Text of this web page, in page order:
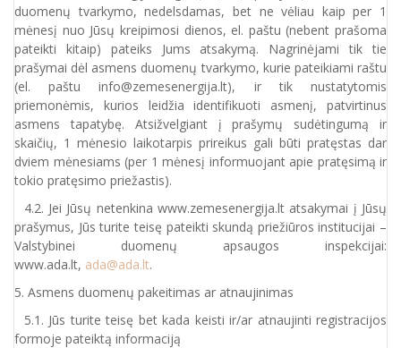
duomenų tvarkymo, nedelsdamas, bet ne vėliau kaip per 1
mėnesį nuo Jūsų kreipimosi dienos, el. paštu (nebent prašoma
pateikti kitaip) pateiks Jums atsakymą. Nagrinėjami tik tie
prašymai dėl asmens duomenų tvarkymo, kurie pateikiami raštu
(el. paštu info@zemesenergija.lt), ir tik nustatytomis
priemonėmis, kurios leidžia identifikuoti asmenį, patvirtinus
asmens tapatybę. Atsižvelgiant į prašymų sudėtingumą ir
skaičių, 1 mėnesio laikotarpis prireikus gali būti pratęstas dar
dviem mėnesiams (per 1 mėnesį informuojant apie pratęsimą ir
tokio pratęsimo priežastis).
4.2. Jei Jūsų netenkina www.zemesenergija.lt atsakymai į Jūsų
prašymus, Jūs turite teisę pateikti skundą priežiūros institucijai –
Valstybinei duomenų apsaugos inspekcijai:
www.ada.lt, ada@ada.lt.
5. Asmens duomenų pakeitimas ar atnaujinimas
5.1. Jūs turite teisę bet kada keisti ir/ar atnaujinti registracijos
formoje pateiktą informaciją